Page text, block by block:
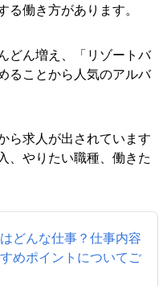
働き方があります。
どん増え、「リゾートバ
ることから人気のアルバ
ら求人が出されています
、やりたい職種、働きた
どんな仕事？仕事内容
めポイントについてご